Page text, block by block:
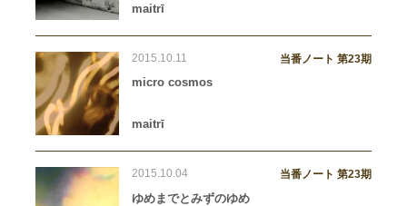
maitrī
2015.10.11 当番ノート 第23期
micro cosmos
maitrī
2015.10.04 当番ノート 第23期
ゆめまでとみずのゆめ